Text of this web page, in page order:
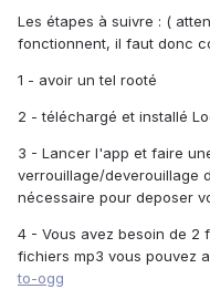
Les étapes à suivre : (
fonctionnent, il faut donc
1 - avoir un tel rooté
2 - téléchargé et installé
3 - Lancer l'app et faire
verrouillage/deverouillage
nécessaire pour deposer
4 - Vous avez besoin de 2
fichiers mp3 vous pouvez
to-ogg